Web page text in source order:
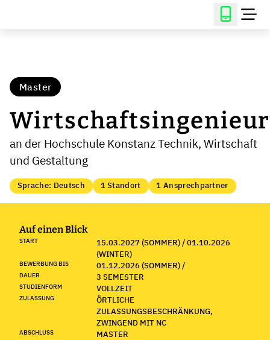
Master
an der Hochschule Konstanz Technik, Wirtschaft
und Gestaltung
Sprache: Deutsch 1 Standort 1 Ansprechpartner
Auf einen Blick
START
15.03.2027 (SOMMER) / 01.10.2026
(WINTER)
BEWERBUNG BIS 01.12.2026 (SOMMER) /
DAUER 3 SEMESTER
STUDIENFORM VOLLZEIT
ZULASSUNG
ÖRTLICHE
ZULASSUNGSBESCHRÄNKUNG,
ZWINGEND MIT NC
ABSCHLUSS MASTER